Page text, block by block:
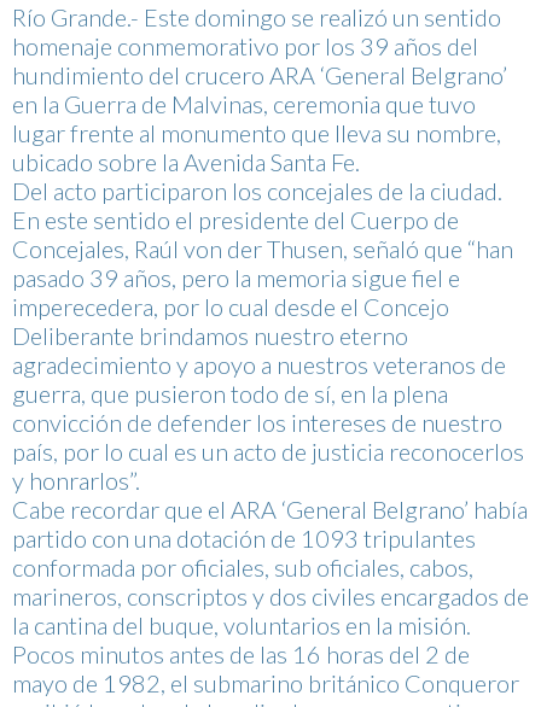
Río Grande.- Este domingo se realizó un sentido
homenaje conmemorativo por los 39 años del
hundimiento del crucero ARA ‘General Belgrano’
en la Guerra de Malvinas, ceremonia que tuvo
lugar frente al monumento que lleva su nombre,
ubicado sobre la Avenida Santa Fe.
Del acto participaron los concejales de la ciudad.
En este sentido el presidente del Cuerpo de
Concejales, Raúl von der Thusen, señaló que “han
pasado 39 años, pero la memoria sigue fiel e
imperecedera, por lo cual desde el Concejo
Deliberante brindamos nuestro eterno
agradecimiento y apoyo a nuestros veteranos de
guerra, que pusieron todo de sí, en la plena
convicción de defender los intereses de nuestro
país, por lo cual es un acto de justicia reconocerlos
y honrarlos”.
Cabe recordar que el ARA ‘General Belgrano’ había
partido con una dotación de 1093 tripulantes
conformada por oficiales, sub oficiales, cabos,
marineros, conscriptos y dos civiles encargados de
la cantina del buque, voluntarios en la misión.
Pocos minutos antes de las 16 horas del 2 de
mayo de 1982, el submarino británico Conqueror